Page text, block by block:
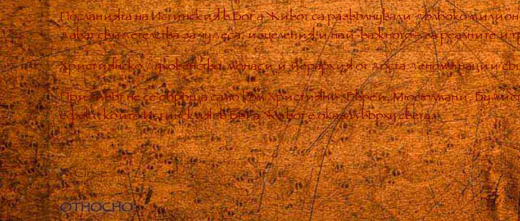
Посланията на Истинския в Бога Живот са развълнували дълбоко
дават свидетелства за чудеса, изцеления и най-важното – за реалните
Християнско духовенство, монаси и йерархия от доста деноминации
Призивът не се обръща само към Християни, Евреи, Мюсюлмани,
ефект, който Истинският в Бога Живот е оказал върху света.
Close
ОТНОСНО